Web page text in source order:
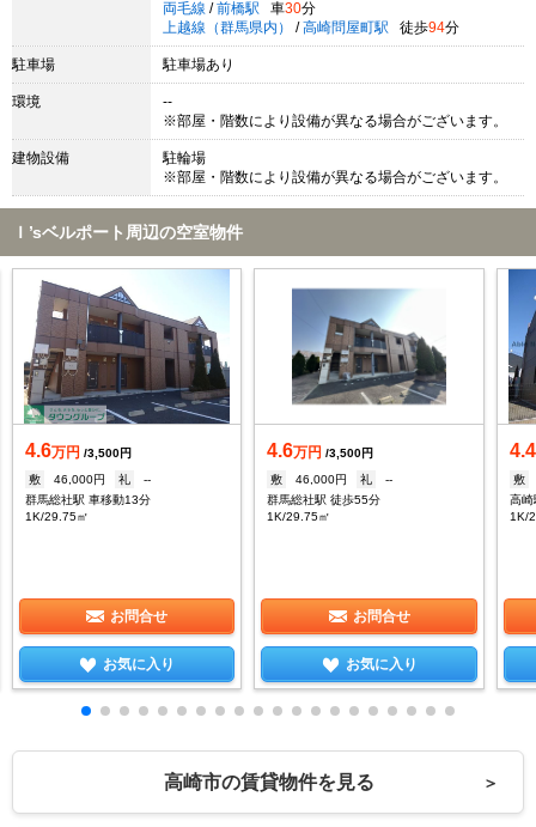
両毛線 / 前橋駅 車30分
上越線（群馬県内）
/ 高崎問屋町駅 徒歩94分
駐車場 駐車場あり
環境
--
※部屋・階数により設備が異なる場合がございます。
建物設備
駐輪場
※部屋・階数により設備が異なる場合がございます。
Ｉ’sベルポート周辺の空室物件
4.6万円 /3,500円
敷
46,000円 礼
--
群馬総社駅 車移動13分
1K/29.75㎡
お問合せ
お気に入り
4.6万円 /3,500円
敷
46,000円 礼
--
群馬総社駅 徒歩55分
1K/29.75㎡
お問合せ
お気に入り
4.4
敷
高
1K/
高崎市の賃貸物件を見る ＞